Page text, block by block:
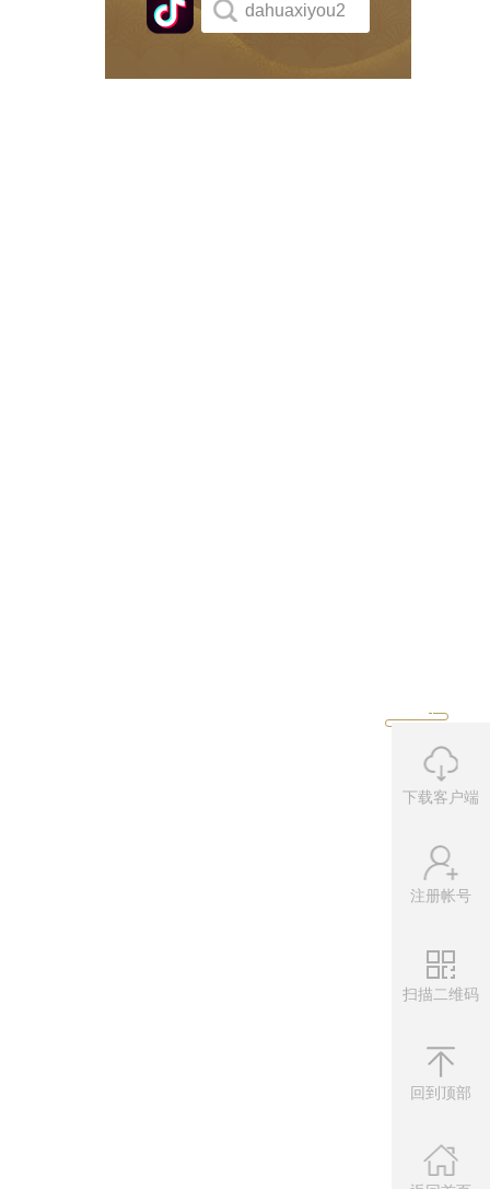
dahuaxiyou2
下载客户端
注册帐号
扫描二维码
微信公
扫描左侧二
回到顶部